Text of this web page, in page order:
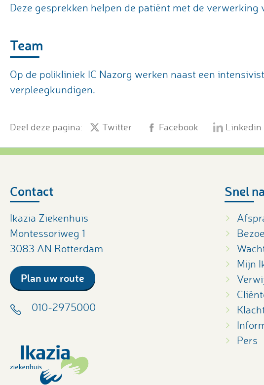
Deze gesprekken helpen de patiënt met de verwerking
Team
Op de polikliniek IC Nazorg werken naast een
verpleegkundigen.
Deel deze pagina: Twitter Facebook Linkedin
Contact
Ikazia Ziekenhuis
Montessoriweg 1
3083 AN Rotterdam
Plan uw route
010-2975000
Snel
Mijn
Pers